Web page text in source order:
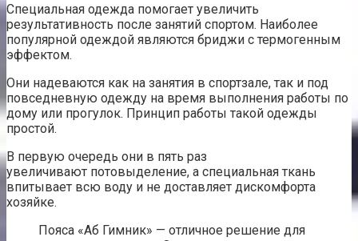
Специальная одежда помогает увеличить
результативность после занятий спортом. Наиболее
популярной одеждой являются бриджи с термогенным
эффектом.
Они надеваются как на занятия в спортзале, так и под
повседневную одежду на время выполнения работы по
дому или прогулок. Принцип работы такой одежды
простой.
В первую очередь они в пять раз
увеличивают потовыделение, а специальная ткань
впитывает всю воду и не доставляет дискомфорта
хозяйке.
Пояса «Аб Гимник» — отличное решение для